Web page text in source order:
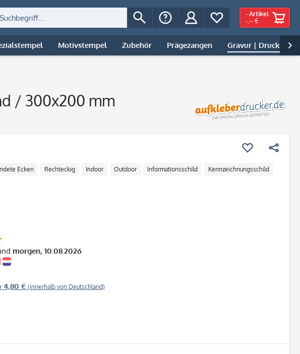
- Artikel
-,-- €
Motivstempel Zubehör Prägezangen Gravur | Druck 
/ 300x200 mm
Ecken Rechteckig Indoor Outdoor Informationsschild Kennzeichnungsschild
morgen, 10.08.2026
4,80 € (innerhalb von Deutschland)